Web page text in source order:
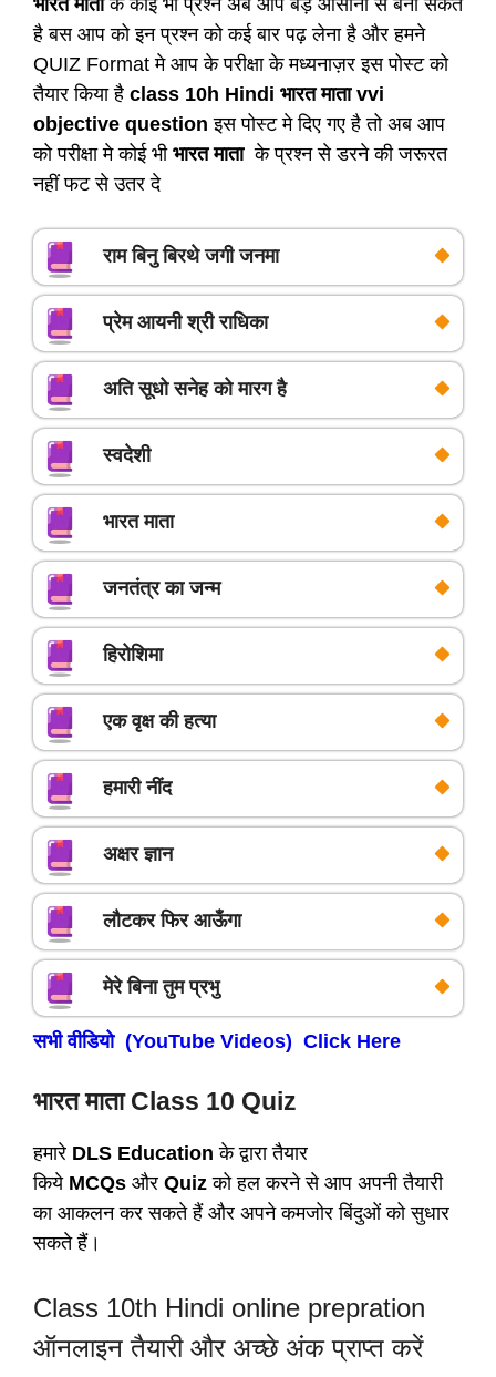
है बस आप को इन प्रश्न को कई बार पढ़ लेना है और हमने
QUIZ Format मे आप के परीक्षा के मध्यनाज़र इस पोस्ट को
तैयार किया है class 10h Hindi भारत माता vvi
objective question इस पोस्ट मे दिए गए है तो अब आप
को परीक्षा मे कोई भीभारत माता के प्रश्न से डरने की जरूरत
नहीं फट से उतर दे
राम बिनु बिरथे जगी जनमा
प्रेम आयनी श्री राधिका
अति सूधो सनेह को मारग है
स्वदेशी
भारत माता
जनतंत्र का जन्म
हिरोशिमा
एक वृक्ष की हत्या
हमारी नींद
अक्षर ज्ञान
लौटकर फिर आऊँगा
मेरे बिना तुम प्रभु
सभी वीडियो (YouTube Videos) Click Here
भारत माता Class 10 Quiz
हमारे DLS Education के द्वारा तैयार
किये MCQs और Quiz को हल करने से आप अपनी तैयारी
का आकलन कर सकते हैं और अपने कमजोर बिंदुओं को सुधार
सकते हैं।
Class 10th Hindi online prepration
ऑनलाइन तैयारी और अच्छे अंक प्राप्त करें